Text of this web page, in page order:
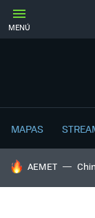
MENÚ
MAPAS
HOY SE HABLA
AEMET